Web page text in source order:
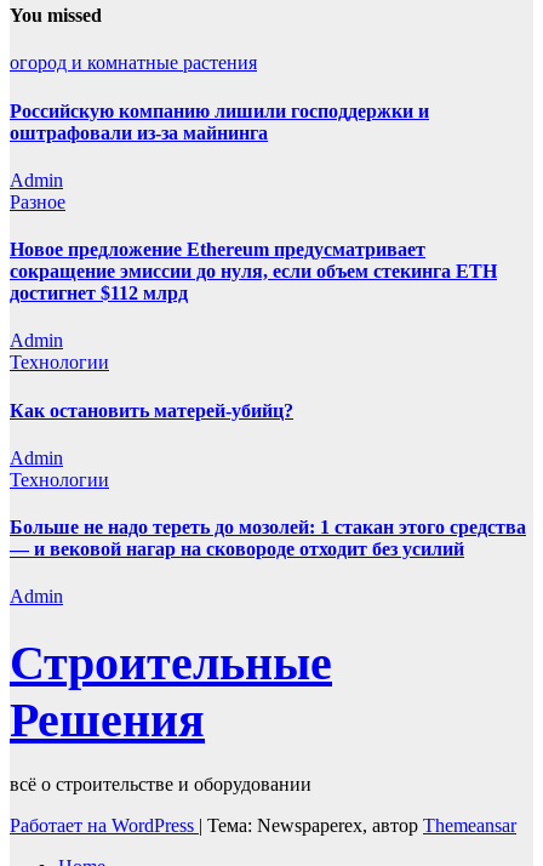
You missed
огород и комнатные растения
Российскую компанию лишили господдержки и
оштрафовали из-за майнинга
Admin
Разное
Новое предложение Ethereum предусматривает
сокращение эмиссии до нуля, если объем стекинга ETH
достигнет $112 млрд
Admin
Технологии
Как остановить матерей-убийц?
Admin
Технологии
Больше не надо тереть до мозолей: 1 стакан этого средства
— и вековой нагар на сковороде отходит без усилий
Admin
Строительные
Решения
всё о строительстве и оборудовании
Работает на WordPress | Тема: Newspaperex, автор Themeansar